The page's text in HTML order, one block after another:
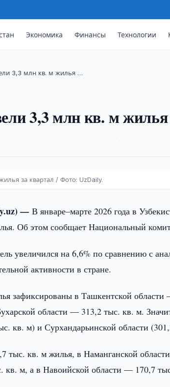
Экономика Финансы Технологии
3,3 млн кв. м жилья …
3,3 млн кв. м
за квартал / Фото: UzDaily.
—В январе–марте 2026 года в
Об этом сообщает Национальный
увеличился на 6,6% по сравнению с
активности в стране.
зафиксированы в Ташкентской
области — 313,2 тыс. кв. м.
кв. м) и Сурхандарьинской области
тыс. кв. м жилья, в Наманганской
м, а в Навоийской области — 170,7